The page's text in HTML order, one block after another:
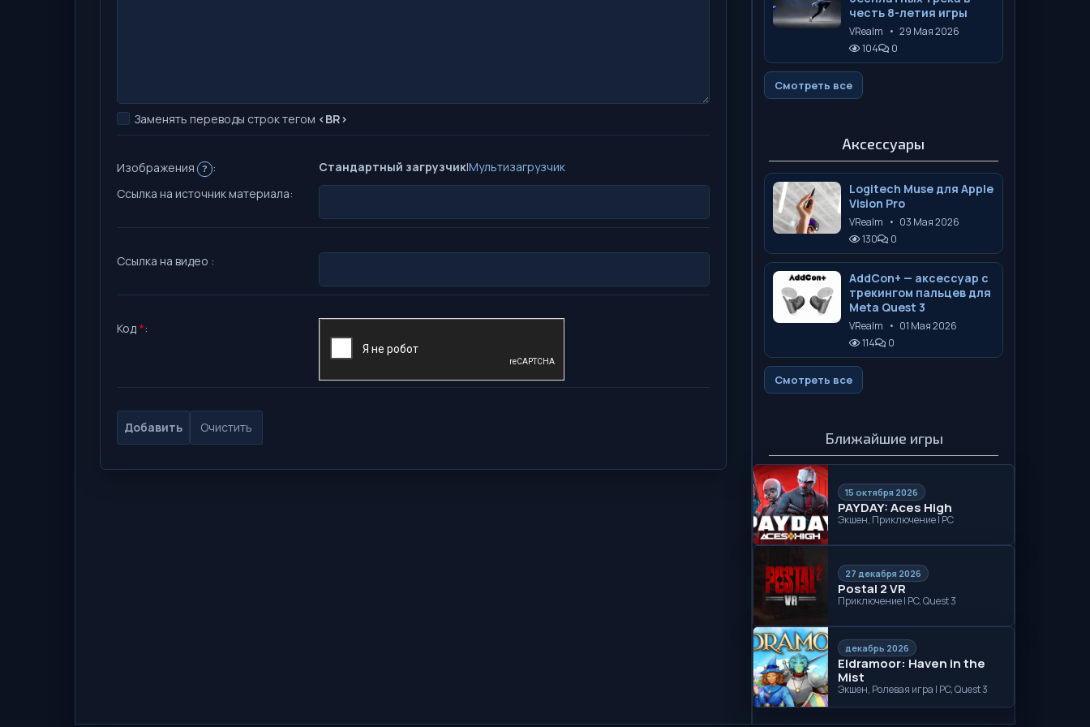
Заменять переводы строк тегом <BR>
Изображения ? : Стандартный загрузчик|Мультизагрузчик
Ссылка на источник материала:
Ссылка на видео :
Код *:
честь 8-летия игры
VRealm • 29 Мая 2026
104
0
Смотреть все
Аксессуары
Logitech Muse для Apple
Vision Pro
VRealm • 03 Мая 2026
130
0
AddCon+ — аксессуар с
трекингом пальцев для
Meta Quest 3
VRealm • 01 Мая 2026
114
0
Смотреть все
Ближайшие игры
15 октября 2026
PAYDAY: Aces High
Экшен, Приключение | PC
27 декабря 2026
Postal 2 VR
Приключение | PC, Quest 3
декабрь 2026
Eldramoor: Haven in the
Mist
Экшен, Ролевая игра | PC, Quest 3